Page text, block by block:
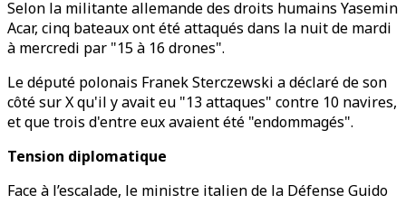
Selon la militante allemande des droits humains Yasemin
Acar, cinq bateaux ont été attaqués dans la nuit de mardi
à mercredi par "15 à 16 drones".
Le député polonais Franek Sterczewski a déclaré de son
côté sur X qu'il y avait eu "13 attaques" contre 10 navires,
et que trois d'entre eux avaient été "endommagés".
Tension diplomatique
Face à l’escalade, le ministre italien de la Défense Guido